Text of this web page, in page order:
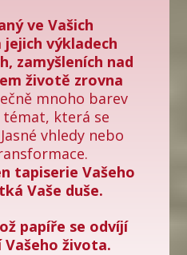
ve Vašich
jejich výkladech
zamyšleních nad
životě zrovna
mnoho barev
která se
vhledy nebo
tapiserie Vašeho
Vaše duše.
papíře se odvíjí
života.